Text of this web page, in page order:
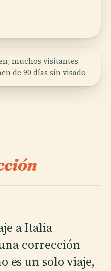
muchos visitantes
de 90 días sin visado
a Italia
corrección
es un solo viaje,